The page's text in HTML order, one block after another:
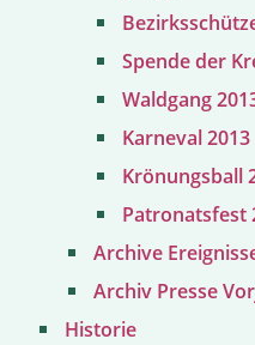
Spende der
Waldgang
Karneval 2013
Krönungsball
Patronatsfest
Archive
Archiv Presse
Historie